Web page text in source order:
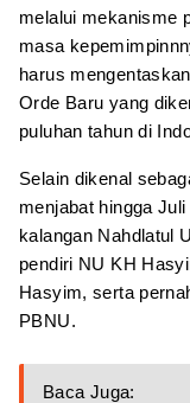
melalui mekanisme
masa
harus
Orde Baru yang
puluhan tahun di
Selain dikenal
menjabat hingga
kalangan Nahdlatul
pendiri NU KH
Hasyim, serta
PBNU.
Baca Juga: